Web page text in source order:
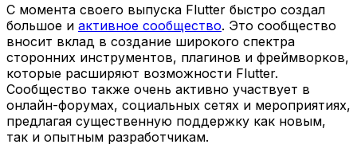
С момента своего выпуска Flutter быстро создал
большое и активное сообщество. Это сообщество
вносит вклад в создание широкого спектра
сторонних инструментов, плагинов и фреймворков,
которые расширяют возможности Flutter.
Сообщество также очень активно участвует в
онлайн-форумах, социальных сетях и мероприятиях,
предлагая существенную поддержку как новым,
так и опытным разработчикам.